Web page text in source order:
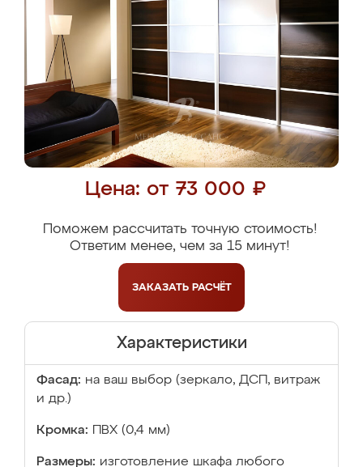
Цена: от 73 000 ₽
Поможем рассчитать точную стоимость!
Ответим менее, чем за 15 минут!
ЗАКАЗАТЬ РАСЧЁТ
Характеристики
Фасад: на ваш выбор (зеркало, ДСП, витраж
и др.)
Кромка: ПВХ (0,4 мм)
Размеры: изготовление шкафа любого